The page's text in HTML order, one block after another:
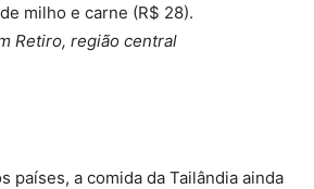
milho e carne (R$ 28).
Retiro, região central
países, a comida da Tailândia ainda